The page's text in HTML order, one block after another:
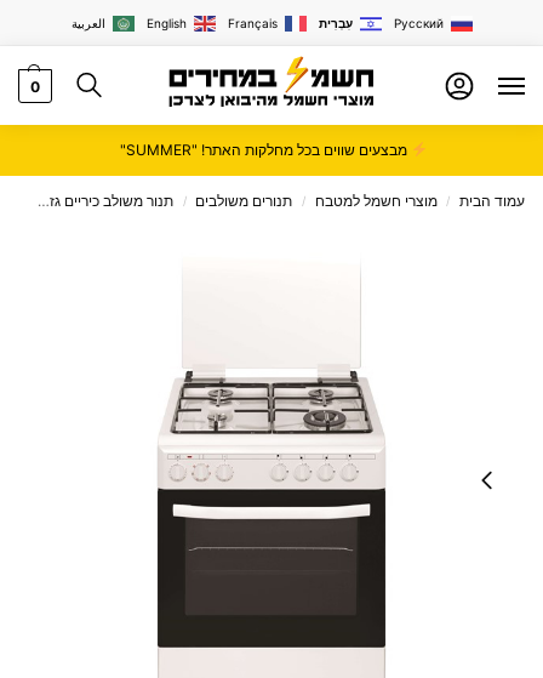
العربية English Français עִבְרִית Русский
0
מבצעים שווים בכל מחלקות האתר! "SUMMER"
עמוד הבית / מוצרי חשמל למטבח / תנורים משולבים / תנור משולב כיריים גז